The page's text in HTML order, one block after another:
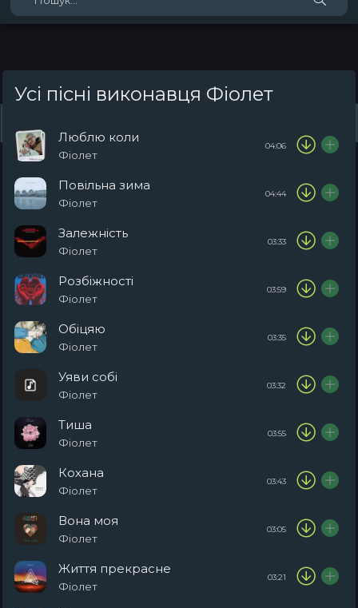
Жанри Виконавці
Усі пісні виконавця Фіолет
Люблю коли
Фіолет
04:06
Повільна зима
Фіолет
04:44
Залежність
Фіолет
03:33
Розбіжності
Фіолет
03:59
Обіцяю
Фіолет
03:35
Уяви собі
Фіолет
03:32
Тиша
Фіолет
03:55
Кохана
Фіолет
03:43
Вона моя
Фіолет
03:05
Життя прекрасне
Фіолет
03:21